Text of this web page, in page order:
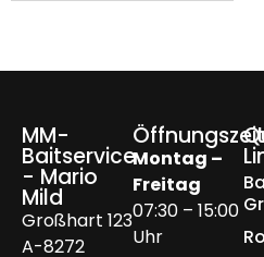
MM-
Baitservice
- Mario
Mild
Großhart 123
A-8272
Montag –
Freitag
07:30 – 15:00
Uhr